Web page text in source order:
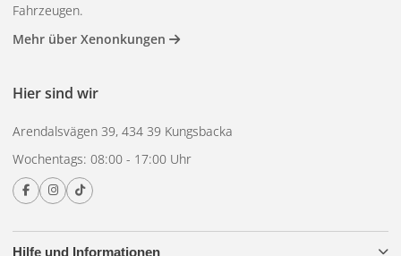
sichtbar sein. Der pulsierende Lichtmodus erhöht die
Sichtbarkeit zusätzlich.
Hilfe und Informationen
Fahrzeugen.
Mehr über Xenonkungen
Hier sind wir
Arendalsvägen 39, 434 39 Kungsbacka
Wochentags: 08:00 - 17:00 Uhr